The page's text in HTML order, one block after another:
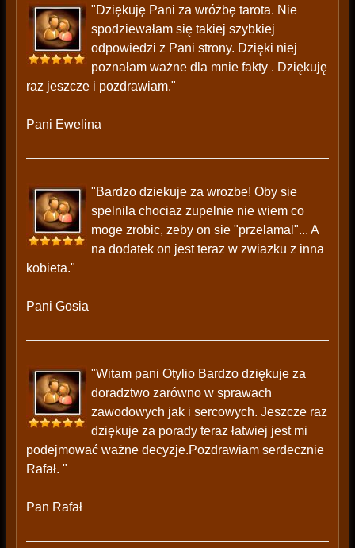
"Dziękuję Pani za wróżbę tarota. Nie
spodziewałam się takiej szybkiej
odpowiedzi z Pani strony. Dzięki niej
poznałam ważne dla mnie fakty . Dziękuję
raz jeszcze i pozdrawiam."
Pani Ewelina
"Bardzo dziekuje za wrozbe! Oby sie
spelnila chociaz zupelnie nie wiem co
moge zrobic, zeby on sie "przelamal"... A
na dodatek on jest teraz w zwiazku z inna
kobieta."
Pani Gosia
"Witam pani Otylio Bardzo dziękuje za
doradztwo zarówno w sprawach
zawodowych jak i sercowych. Jeszcze raz
dziękuje za porady teraz łatwiej jest mi
podejmować ważne decyzje.Pozdrawiam serdecznie
Rafał. "
Pan Rafał